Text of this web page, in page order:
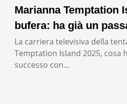
Marianna Temptation
bufera: ha già un
La carriera televisiva della
Temptation Island 2025, cosa
successo con…